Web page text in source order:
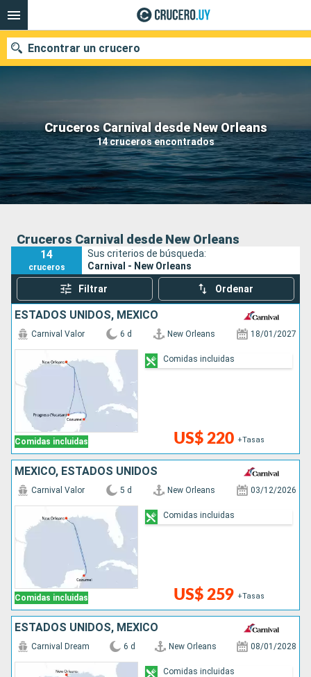
Cruceros Carnival desde New Orleans
14 cruceros encontrados
Encontrar un crucero
Nuestros destinos
Fecha de salida
Puertos Compañías
Cruceros Carnival desde New Orleans
14
cruceros
Sus criterios de búsqueda:
Carnival - New Orleans
Filtrar Ordenar
ESTADOS UNIDOS, MÉXICO
Comidas incluidas
Carnival Valor 6 d New Orleans 18/01/2027
US$ 220 +Tasas
Comidas incluidas
MÉXICO, ESTADOS UNIDOS
Comidas incluidas
Carnival Valor 5 d New Orleans 03/12/2026
US$ 259 +Tasas
Comidas incluidas
ESTADOS UNIDOS, MÉXICO
Carnival Dream 6 d New Orleans 08/01/2028
Comidas incluidas